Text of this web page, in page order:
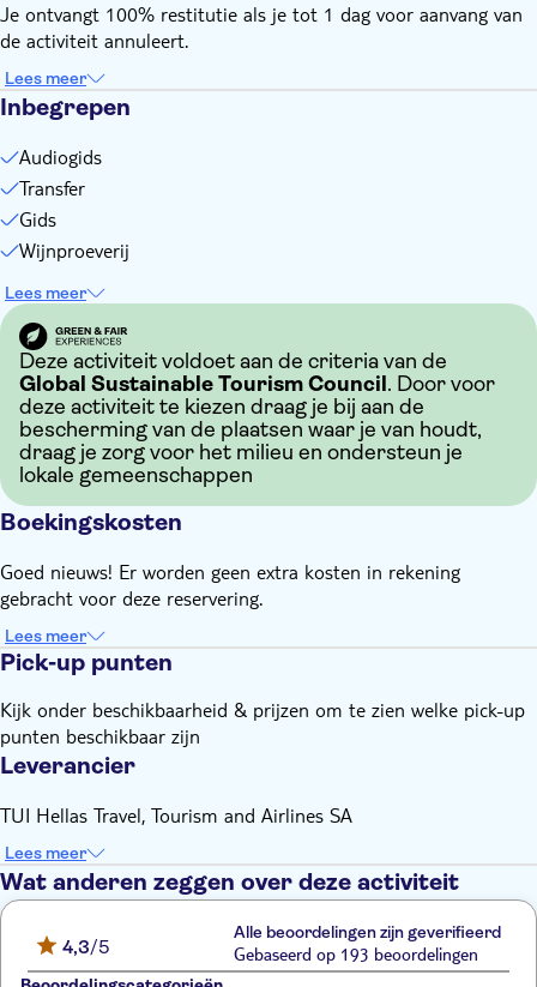
Je ontvangt 100% restitutie als je tot 1 dag voor aanvang van
de activiteit annuleert.
Lees meer
Inbegrepen
Audiogids
Transfer
Gids
Wijnproeverij
Lees meer
Deze activiteit voldoet aan de criteria van de
Global Sustainable Tourism Council . Door voor
deze activiteit te kiezen draag je bij aan de
bescherming van de plaatsen waar je van houdt,
draag je zorg voor het milieu en ondersteun je
lokale gemeenschappen
Boekingskosten
Goed nieuws! Er worden geen extra kosten in rekening
gebracht voor deze reservering.
Lees meer
Pick-up punten
Kijk onder beschikbaarheid & prijzen om te zien welke pick-up
punten beschikbaar zijn
Leverancier
TUI Hellas Travel, Tourism and Airlines SA
Lees meer
Wat anderen zeggen over deze activiteit
4,3/5
Alle beoordelingen zijn geverifieerd
Gebaseerd op 193 beoordelingen